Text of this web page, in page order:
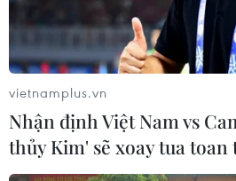
trọng."
vietnamplus.vn
Nhận định Việt Nam vs
thủy Kim' sẽ xoay tua